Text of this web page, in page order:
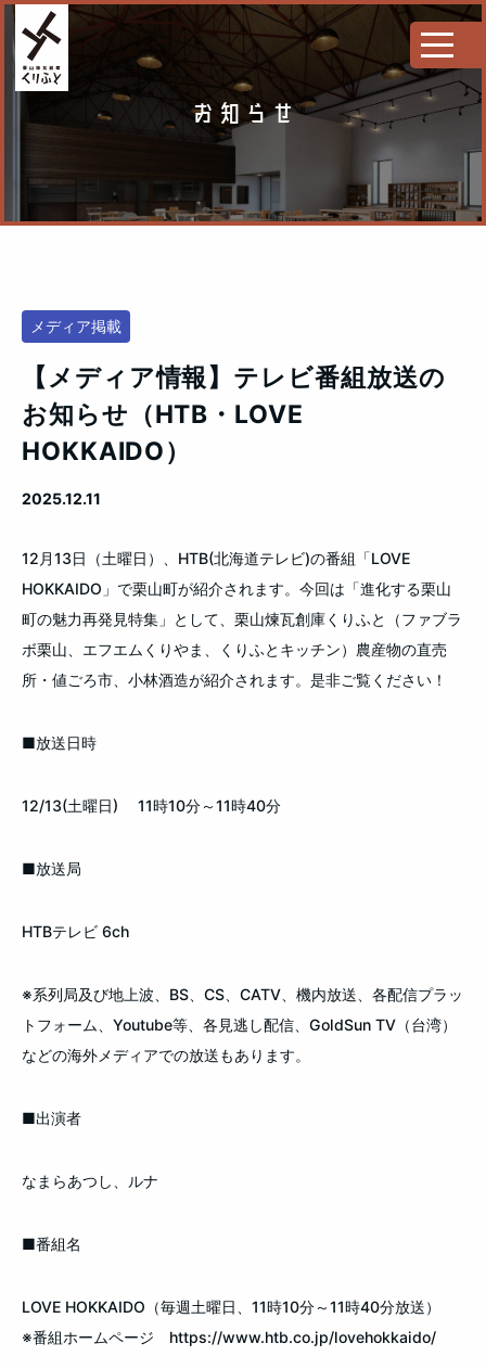
お知らせ
メディア掲載
【メディア情報】テレビ番組放送の
お知らせ（HTB・LOVE
HOKKAIDO）
2025.12.11
12月13日（土曜日）、HTB(北海道テレビ)の番組「LOVE
HOKKAIDO」で栗山町が紹介されます。今回は「進化する栗山
町の魅力再発見特集」として、栗山煉瓦創庫くりふと（ファブラ
ボ栗山、エフエムくりやま、くりふとキッチン）農産物の直売
所・値ごろ市、小林酒造が紹介されます。是非ご覧ください！
■放送日時
12/13(土曜日) 11時10分～11時40分
■放送局
HTBテレビ 6ch
※系列局及び地上波、BS、CS、CATV、機内放送、各配信プラッ
トフォーム、Youtube等、各見逃し配信、GoldSun TV（台湾）
などの海外メディアでの放送もあります。
■出演者
なまらあつし、ルナ
■番組名
LOVE HOKKAIDO（毎週土曜日、11時10分～11時40分放送）
※番組ホームページ https://www.htb.co.jp/lovehokkaido/